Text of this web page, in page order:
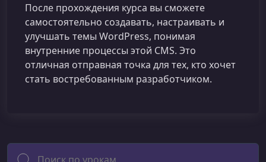
После прохождения курса вы сможете
самостоятельно создавать, настраивать и
улучшать темы WordPress, понимая
внутренние процессы этой CMS. Это
отличная отправная точка для тех, кто хочет
стать востребованным разработчиком.
Поиск